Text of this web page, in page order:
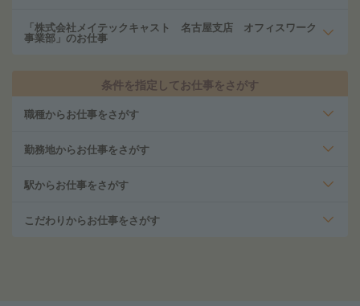
「株式会社メイテックキャスト 名古屋支店 オフィスワーク
事業部」のお仕事
条件を指定してお仕事をさがす
職種からお仕事をさがす
勤務地からお仕事をさがす
駅からお仕事をさがす
こだわりからお仕事をさがす